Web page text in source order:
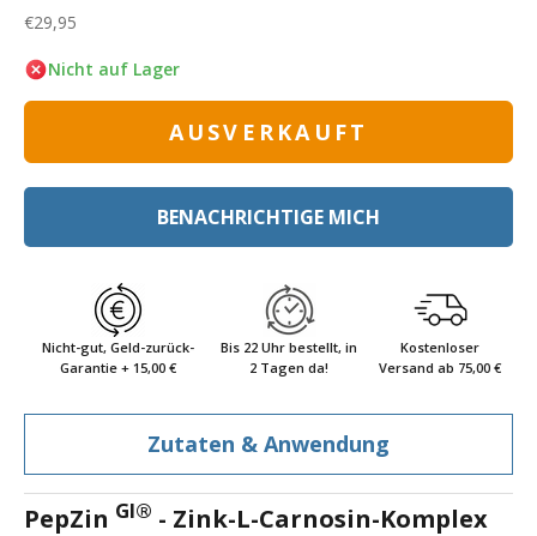
Angebot
€29,95
Nicht auf Lager
AUSVERKAUFT
BENACHRICHTIGE MICH
Nicht-gut, Geld-zurück-
Garantie + 15,00 €
Bis 22 Uhr bestellt, in
2 Tagen da!
Kostenloser
Versand ab 75,00 €
Zutaten & Anwendung
PepZin GI® - Zink-L-Carnosin-Komplex